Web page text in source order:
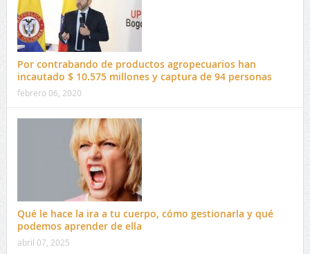
Por contrabando de productos agropecuarios han
incautado $ 10.575 millones y captura de 94 personas
febrero 06, 2020
Qué le hace la ira a tu cuerpo, cómo gestionarla y qué
podemos aprender de ella
abril 07, 2025